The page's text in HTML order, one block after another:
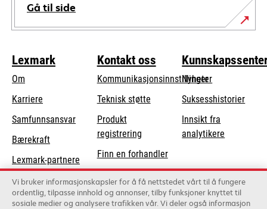
Gå til side
Lexmark
Om
Karriere
Samfunnsansvaropens
new
Bærekraft
Lexmark-partnere
Kontakt oss
Kommunikasjonsinnstillinger
Teknisk støtteopens
tab
Produkt
registrering
Finn en forhandler
Liste over
grossister
Nyheter
Suksesshistorier
Innsikt fra
analytikere
Vi bruker informasjonskapsler for å få nettstedet vårt til å fungere
ordentlig, tilpasse innhold og annonser, tilby funksjoner knyttet til
sosiale medier og analysere trafikken vår. Vi deler også informasjon